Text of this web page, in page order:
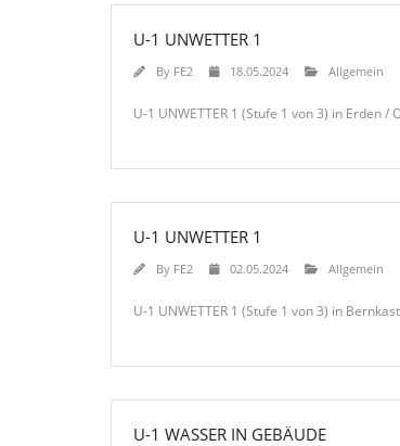
U-1 UNWETTER 1
By FE2 18.05.2024 Allgemein
U-1 UNWETTER 1 (Stufe 1 von 3) in Erden /
U-1 UNWETTER 1
By FE2 02.05.2024 Allgemein
U-1 UNWETTER 1 (Stufe 1 von 3) in
U-1 WASSER IN GEBÄUDE